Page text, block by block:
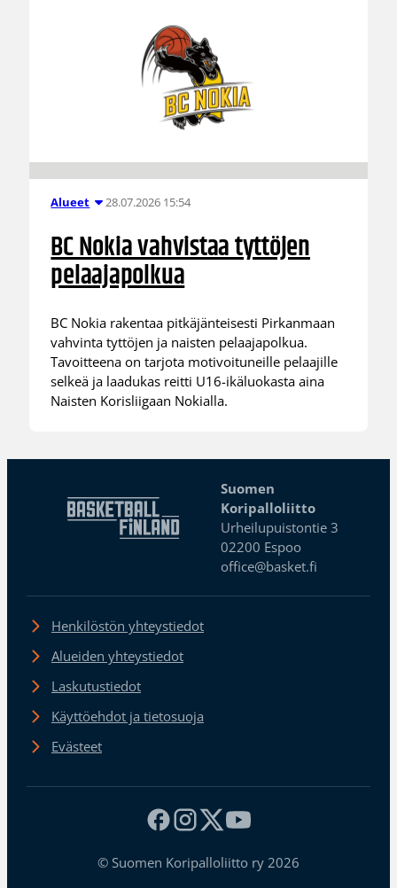
Alueet 28.07.2026 15:54
BC Nokia vahvistaa tyttöjen
pelaajapolkua
BC Nokia rakentaa pitkäjänteisesti Pirkanmaan
vahvinta tyttöjen ja naisten pelaajapolkua.
Tavoitteena on tarjota motivoituneille pelaajille
selkeä ja laadukas reitti U16-ikäluokasta aina
Naisten Korisliigaan Nokialla.
Suomen
Koripalloliitto
Urheilupuistontie 3
02200 Espoo
office@basket.fi
Henkilöstön yhteystiedot
Alueiden yhteystiedot
Laskutustiedot
Käyttöehdot ja tietosuoja
Evästeet
© Suomen Koripalloliitto ry 2026